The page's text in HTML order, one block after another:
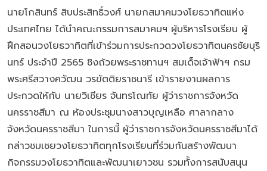
นายโกสินทร์ สิบประสิทธิ์วงศ์ นายกสมาคมวงโยธวาทิตแห่ง
ประเทศไทย ได้นำคณะกรรมการสมาคมฯ ผู้บริหารโรงเรียน ผู้
ฝึกสอนวงโยธวาทิตที่เข้าร่วมการประกวดวงโยธวาทิตนครชัยบุริ
นทร์ ประจำปี 2565 ชิงถ้วยพระราชทานฯ สมเด็จเจ้าฟ้าฯ กรม
พระศรีสวางควัฒน วรขัตติยราชนารี เข้ารายงานผลการ
ประกวดให้กับ นายวิเชียร จันทรโณทัย ผู้ว่าราชการจังหวัด
นครราชสีมา ณ ห้องประชุมนางสาวบุญเหลือ ศาลากลาง
จังหวัดนครราชสีมา ในการนี้ ผู้ว่าราชการจังหวัดนครราชสีมาได้
กล่าวชมเชยวงโยธวาทิตทุกโรงเรียนที่ร่วมกันสร้างพัฒนา
กิจกรรมวงโยธวาทิตและพัฒนาเยาวชน รวมทั้งการสนับสนุน